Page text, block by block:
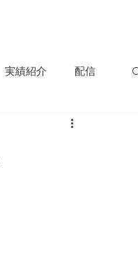
実績紹介 配信